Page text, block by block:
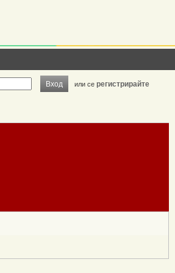
Вход или се регистрирайте